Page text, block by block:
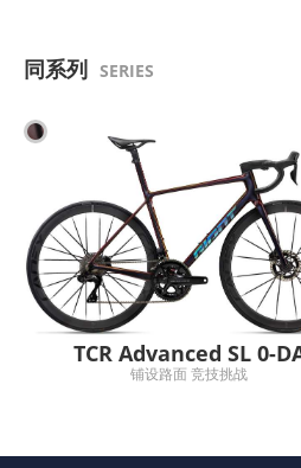
同系列 SERIES
TCR Advanced SL 0-
铺设路面 竞技挑战